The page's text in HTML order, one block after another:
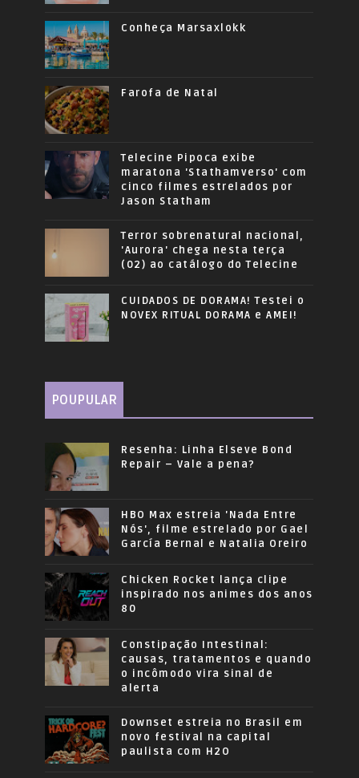
Conheça Marsaxlokk
Farofa de Natal
Telecine Pipoca exibe
maratona 'Stathamverso' com
cinco filmes estrelados por
Jason Statham
Terror sobrenatural nacional,
'Aurora' chega nesta terça
(02) ao catálogo do Telecine
CUIDADOS DE DORAMA! Testei o
NOVEX RITUAL DORAMA e AMEI!
POUPULAR
Resenha: Linha Elseve Bond
Repair – Vale a pena?
HBO Max estreia 'Nada Entre
Nós', filme estrelado por Gael
García Bernal e Natalia Oreiro
Chicken Rocket lança clipe
inspirado nos animes dos anos
80
Constipação Intestinal:
causas, tratamentos e quando
o incômodo vira sinal de
alerta
Downset estreia no Brasil em
novo festival na capital
paulista com H2O